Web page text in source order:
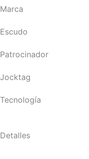
Marca
Escudo
Patrocinador
Jocktag
Tecnología
Detalles